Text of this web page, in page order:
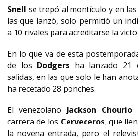
Snell se trepó al montículo y en
las que lanzó, solo permitió un
a 10 rivales para acreditarse la
En lo que va de esta
de los Dodgers ha lanzado 21
salidas, en las que solo le han
ha recetado 28 ponches.
El venezolano Jackson Chourio
carrera de los Cerveceros, que
la novena entrada, pero el